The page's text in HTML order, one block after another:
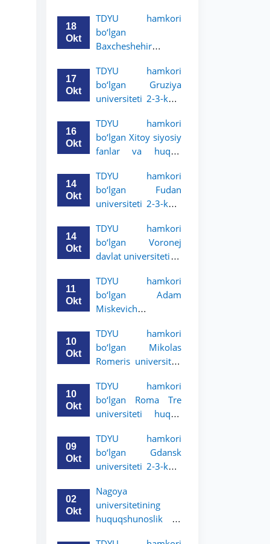
universiteti 2-3-
bosqich talabalari
uchun akademik
e’lon qildi
18
Okt
TDYU hamkori
bo‘lgan
Baxcheshehir
bosqich talabalari
uchun akademik
mobillik dasturini
17
Okt
TDYU hamkori
bo‘lgan Gruziya
universiteti 2-3-kurs
akademik mobillik
dasturini e’lon qildi
16
Okt
TDYU hamkori
bo‘lgan Xitoy siyosiy
fanlar va huquq
talabalari uchun
akademik mobillik
dasturini e’lon qildi
14
Okt
TDYU hamkori
bo‘lgan Fudan
universiteti 2-3-kurs
akademik mobillik
dasturini e’lon qildi
14
Okt
TDYU hamkori
bo‘lgan Voronej
davlat universiteti 2-
uchun akademik
mobillik dasturini
e’lon qildi
11
Okt
TDYU hamkori
bo‘lgan Adam
Miskevich
bosqich talabalari
uchun akademik
mobillik dasturini
10
Okt
TDYU hamkori
bo‘lgan Mikolas
Romeris universiteti
uchun akademik
mobillik dasturini
e’lon qildi
10
Okt
TDYU hamkori
bo‘lgan Roma Tre
universiteti huquq
talabalari uchun
akademik mobillik
dasturini e’lon qildi
09
Okt
TDYU hamkori
bo‘lgan Gdansk
universiteti 2-3-kurs
akademik mobillik
dasturini e’lon qildi
02
Okt
Nagoya
universitetining
huquqshunoslik va